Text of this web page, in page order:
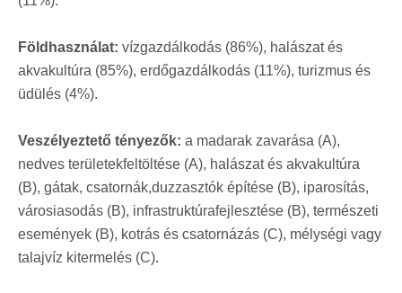
Földhasználat: vízgazdálkodás (86%), halászat és
akvakultúra (85%), erdőgazdálkodás (11%), turizmus és
üdülés (4%).
Veszélyeztető tényezők: a madarak zavarása (A),
nedves területekfeltöltése (A), halászat és akvakultúra
(B), gátak, csatornák,duzzasztók építése (B), iparosítás,
városiasodás (B), infrastruktúrafejlesztése (B), természeti
események (B), kotrás és csatornázás (C), mélységi vagy
talajvíz kitermelés (C).